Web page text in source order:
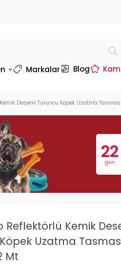
Markalar Blog
Desenli Turuncu Köpek Uzatma
22
gün
Reflektörlü Kemik
Uzatma
Mt